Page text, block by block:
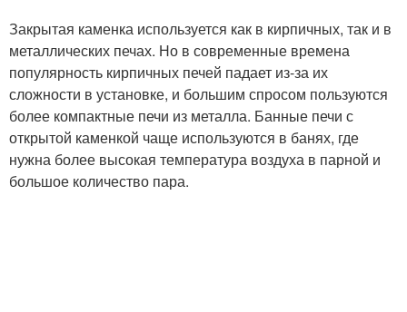
Закрытая каменка используется как в кирпичных, так и в
металлических печах. Но в современные времена
популярность кирпичных печей падает из-за их
сложности в установке, и большим спросом пользуются
более компактные печи из металла. Банные печи с
открытой каменкой чаще используются в банях, где
нужна более высокая температура воздуха в парной и
большое количество пара.